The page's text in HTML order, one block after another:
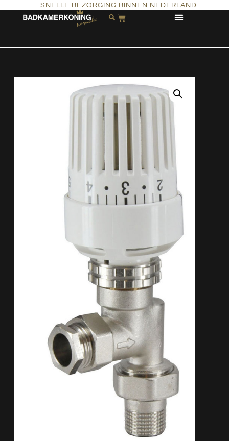
SNELLE BEZORGING BINNEN NEDERLAND